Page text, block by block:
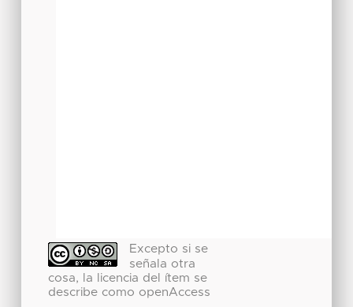
Excepto si se
señala otra
cosa, la licencia del ítem se
describe como openAccess